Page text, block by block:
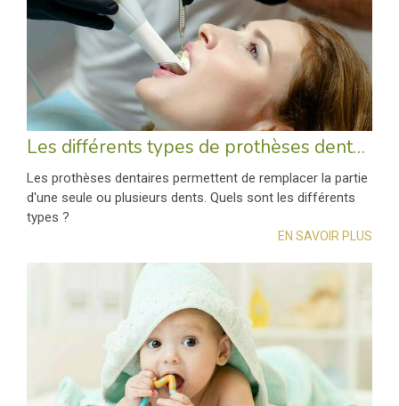
Les différents types de prothèses dentaires
Les prothèses dentaires permettent de remplacer la partie
d'une seule ou plusieurs dents. Quels sont les différents
types ?
EN SAVOIR PLUS